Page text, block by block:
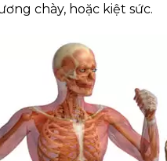
chày, hoặc kiệt sức.